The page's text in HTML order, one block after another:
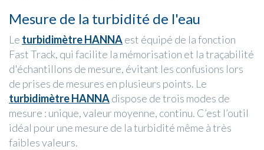
Mesure de la turbidité de l'eau
Le turbidimètre HANNAest équipé de la fonction
Fast Track, qui facilite la mémorisation et la traçabilité
d'échantillons de mesure, évitant les confusions lors
de prises de mesures en plusieurs points. Le
turbidimètre HANNAdispose de trois modes de
mesure : unique, valeur moyenne, continu. C’est l’outil
idéal pour une mesure de la turbidité même à très
faibles valeurs.